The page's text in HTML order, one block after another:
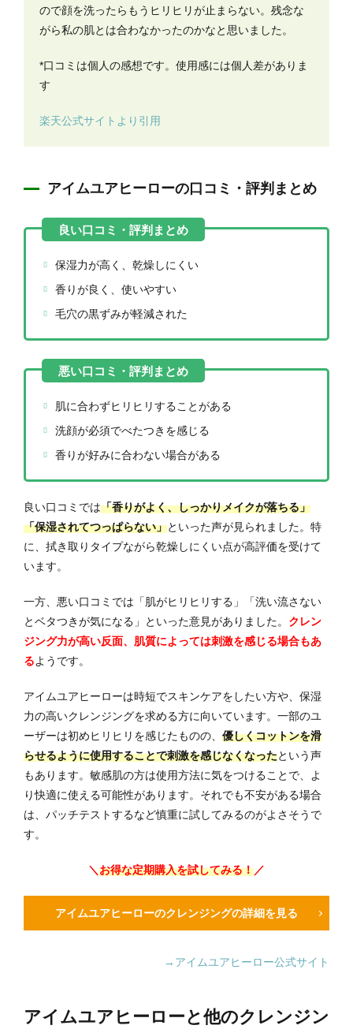
ので顔を洗ったらもうヒリヒリが止まらない。残念な
がら私の肌とは合わなかったのかなと思いました。
*口コミは個人の感想です。使用感には個人差がありま
す
楽天公式サイトより引用
アイムユアヒーローの口コミ・評判まとめ
保湿力が高く、乾燥しにくい
香りが良く、使いやすい
毛穴の黒ずみが軽減された
肌に合わずヒリヒリすることがある
洗顔が必須でべたつきを感じる
香りが好みに合わない場合がある
良い口コミでは「香りがよく、しっかりメイクが落ちる」
「保湿されてつっぱらない」といった声が見られました。特
に、拭き取りタイプながら乾燥しにくい点が高評価を受けて
います。
一方、悪い口コミでは「肌がヒリヒリする」「洗い流さない
とベタつきが気になる」といった意見がありました。 クレン
ジング力が高い反面、肌質によっては刺激を感じる場合もあ
るようです。
アイムユアヒーローは時短でスキンケアをしたい方や、保湿
力の高いクレンジングを求める方に向いています。一部のユ
ーザーは初めヒリヒリを感じたものの、 優しくコットンを滑
らせるように使用することで刺激を感じなくなったという声
もあります。敏感肌の方は使用方法に気をつけることで、よ
り快適に使える可能性があります。それでも不安がある場合
は、パッチテストするなど慎重に試してみるのがよさそうで
す。
＼お得な定期購入を試してみる！／
アイムユアヒーローのクレンジングの詳細を見る
→アイムユアヒーロー公式サイト
アイムユアヒーローと他のクレンジン